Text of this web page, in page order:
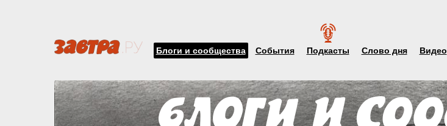
Блоги и сообщества События Подкасты Слово дня Видео